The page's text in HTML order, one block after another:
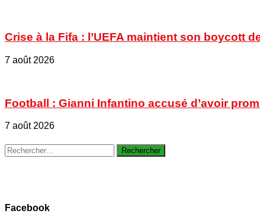
Crise à la Fifa : l’UEFA maintient son boycott
7 août 2026
Football : Gianni Infantino accusé d’avoir
7 août 2026
Rechercher :
Facebook